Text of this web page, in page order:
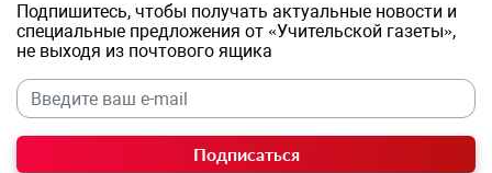
Подпишитесь, чтобы получать актуальные новости и
специальные предложения от «Учительской газеты»,
не выходя из почтового ящика
Подписаться